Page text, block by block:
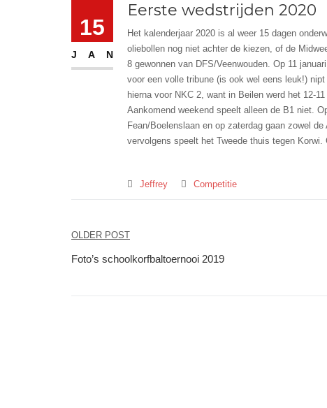
15
JAN
Eerste wedstrijden 2020
Het kalenderjaar 2020 is al weer 15 dagen
oliebollen nog niet achter de kiezen, of de
8 gewonnen van DFS/Veenwouden. Op 11
voor een volle tribune (is ook wel eens leuk!)
hierna voor NKC 2, want in Beilen werd het 12-
Aankomend weekend speelt alleen de B1 niet.
Fean/Boelenslaan en op zaterdag gaan zowel
vervolgens speelt het Tweede thuis tegen
Jeffrey Competitie
Bericht
navigatie
OLDER POST
Foto’s schoolkorfbaltoernooi 2019